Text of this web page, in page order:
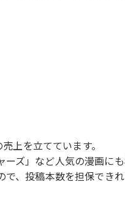
上を立てています。
ズ」など人気の漫画に
、投稿本数を担保でき